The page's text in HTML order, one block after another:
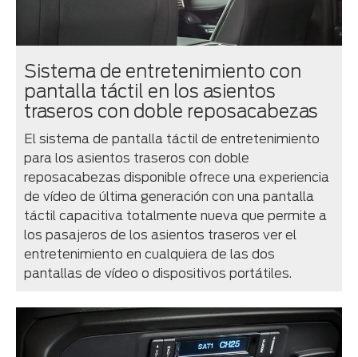
Sistema de entretenimiento con
pantalla táctil en los asientos
traseros con doble reposacabezas
El sistema de pantalla táctil de entretenimiento
para los asientos traseros con doble
reposacabezas disponible ofrece una experiencia
de vídeo de última generación con una pantalla
táctil capacitiva totalmente nueva que permite a
los pasajeros de los asientos traseros ver el
entretenimiento en cualquiera de las dos
pantallas de vídeo o dispositivos portátiles.